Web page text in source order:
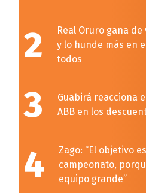
2
Real Oruro gana
y lo hunde más en
todos
3
Guabirá reacciona
ABB en los
4
Zago: “El objetivo
campeonato,
equipo grande”